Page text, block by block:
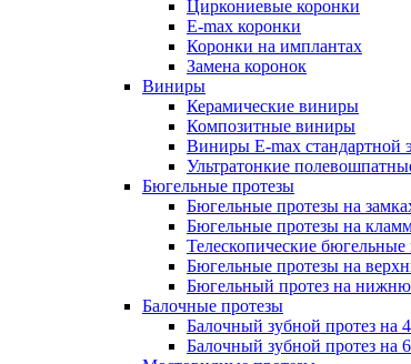
Циркониевые коронки
E-max коронки
Коронки на имплантах
Замена коронок
Виниры
Керамические виниры
Композитные виниры
Виниры E-max стандартной
Ультратонкие
Бюгельные протезы
Бюгельные протезы на
Бюгельные протезы на
Телескопические бюгельные
Бюгельные протезы на
Бюгельный протез на
Балочные протезы
Балочный зубной протез на
Балочный зубной протез на